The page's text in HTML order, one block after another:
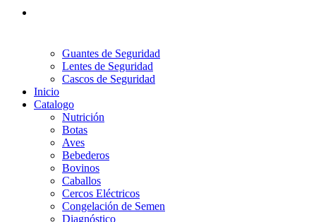
Guantes de Seguridad
Lentes de Seguridad
Cascos de Seguridad
Inicio
Catalogo
Nutrición
Botas
Aves
Bebederos
Bovinos
Caballos
Cercos Eléctricos
Congelación de Semen
Diagnóstico